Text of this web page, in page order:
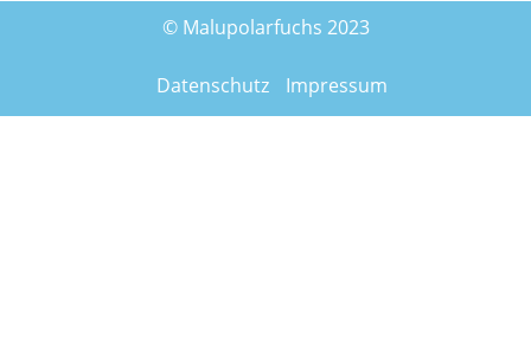
© Malupolarfuchs 2023
Datenschutz Impressum